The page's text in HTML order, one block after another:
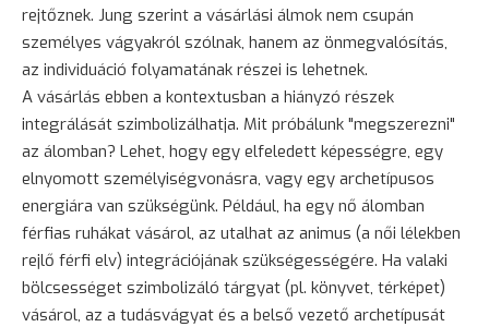
rejtőznek. Jung szerint a vásárlási álmok nem csupán
személyes vágyakról szólnak, hanem az önmegvalósítás,
az individuáció folyamatának részei is lehetnek.
A vásárlás ebben a kontextusban a hiányzó részek
integrálását szimbolizálhatja. Mit próbálunk "megszerezni"
az álomban? Lehet, hogy egy elfeledett képességre, egy
elnyomott személyiségvonásra, vagy egy archetípusos
energiára van szükségünk. Például, ha egy nő álomban
férfias ruhákat vásárol, az utalhat az animus (a női lélekben
rejlő férfi elv) integrációjának szükségességére. Ha valaki
bölcsességet szimbolizáló tárgyat (pl. könyvet, térképet)
vásárol, az a tudásvágyat és a belső vezető archetípusát